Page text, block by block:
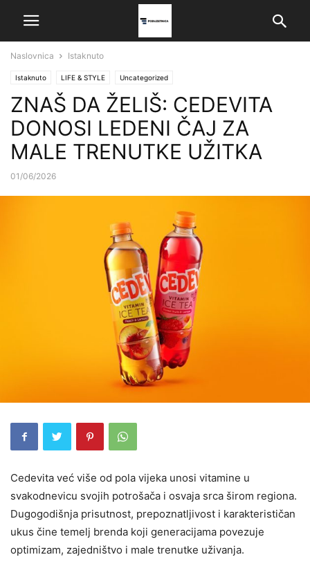
Naslovnica Istaknuto
Istaknuto LIFE & STYLE Uncategorized
ZNAŠ DA ŽELIŠ: CEDEVITA
DONOSI LEDENI ČAJ ZA
MALE TRENUTKE UŽITKA
01/06/2026
Cedevita već više od pola vijeka unosi vitamine u
svakodnevicu svojih potrošača i osvaja srca širom regiona.
Dugogodišnja prisutnost, prepoznatljivost i karakterističan
ukus čine temelj brenda koji generacijama povezuje
optimizam, zajedništvo i male trenutke uživanja.